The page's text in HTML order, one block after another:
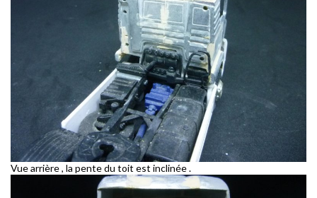
Vue arrière , la pente du toit est inclinée .